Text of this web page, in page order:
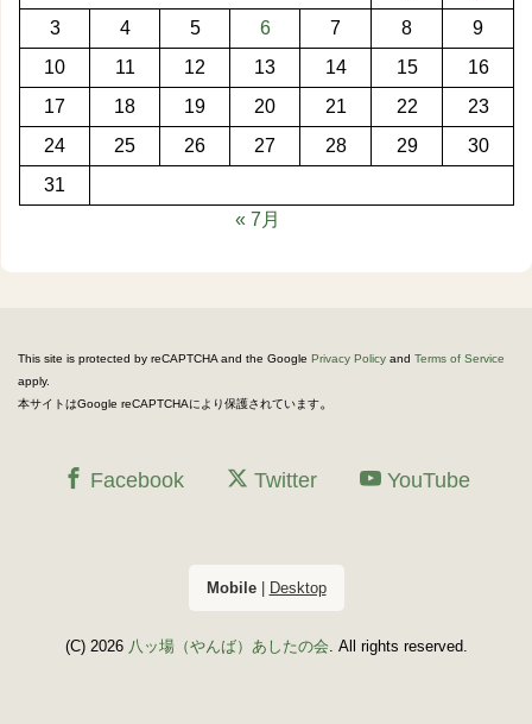
3
4 5 6 7 8
9
10
11 12 13 14 15
16
17
18 19 20 21 22
23
24
25 26 27 28 29
30
31
« 7月
This site is protected by reCAPTCHA and the Google Privacy Policy and Terms of Service
apply.
本サイトはGoogle reCAPTCHAにより保護されています。
Facebook Twitter YouTube
Mobile| Desktop
(C) 2026 八ッ場（やんば）あしたの会. All rights reserved.